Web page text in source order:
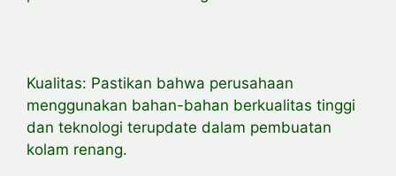
Kualitas: Pastikan bahwa perusahaan
menggunakan bahan-bahan berkualitas tinggi
dan teknologi terupdate dalam pembuatan
kolam renang.